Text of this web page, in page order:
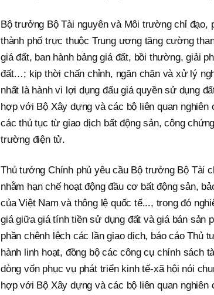
Bộ trưởng Bộ Tài nguyên và Môi trường chỉ đạo,
thành phố trực thuộc Trung ương tăng cường
giá đất, ban hành bảng giá đất, bồi thường, giải
đất…; kịp thời chấn chỉnh, ngăn chặn và xử lý
nhất là hành vi lợi dụng đấu giá quyền sử dụng
hợp với Bộ Xây dựng và các bộ liên quan
các thủ tục từ giao dịch bất động sản, công
trường điện tử.
Thủ tướng Chính phủ yêu cầu Bộ trưởng Bộ Tài
nhằm hạn chế hoạt động đầu cơ bất động sản,
của Việt Nam và thông lệ quốc tế..., trong đó
giá giữa giá tính tiền sử dụng đất và giá bán sản
phần chênh lệch các lần giao dịch, báo cáo Thủ
hành linh hoạt, đồng bộ các công cụ chính sách
dòng vốn phục vụ phát triển kinh tế-xã hội nói
hợp với Bộ Xây dựng và các bộ liên quan